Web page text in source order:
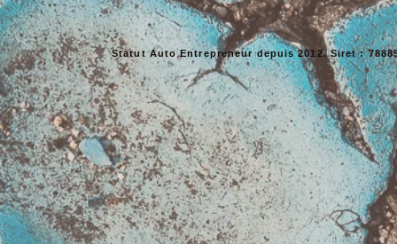
Statut Auto Entrepreneur depuis 2012. Siret :